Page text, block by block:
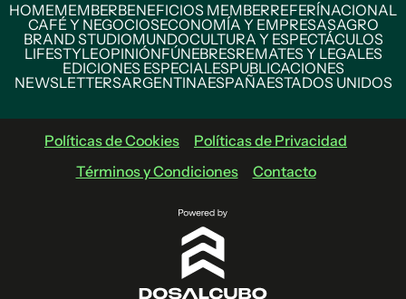
HOMEMEMBERBENEFICIOS MEMBERREFERÍNACIONAL
CAFÉ Y NEGOCIOSECONOMÍA Y EMPRESASAGRO
BRAND STUDIOMUNDOCULTURA Y ESPECTÁCULOS
LIFESTYLEOPINIÓNFÚNEBRESREMATES Y LEGALES
EDICIONES ESPECIALESPUBLICACIONES
NEWSLETTERSARGENTINAESPAÑAESTADOS UNIDOS
Políticas de Cookies
Políticas de Privacidad
Términos y Condiciones
Contacto